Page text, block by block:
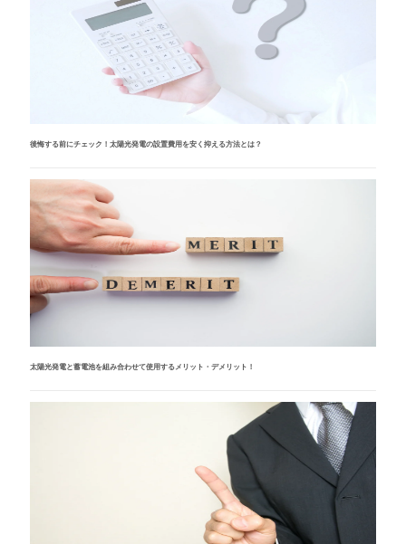
後悔する前にチェック！太陽光発電の設置費用を安く抑える方法とは？
太陽光発電と蓄電池を組み合わせて使用するメリット・デメリット！